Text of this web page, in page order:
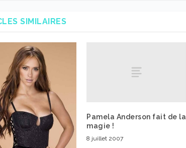
SIMILAIRES
Pamela Anderson fait de la
magie !
8 juillet 2007